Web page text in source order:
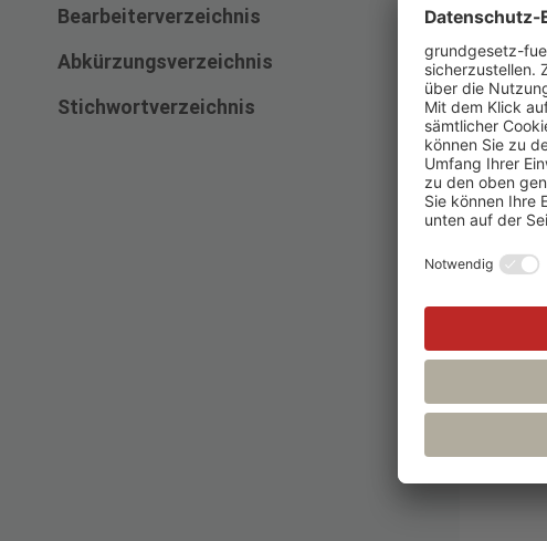
Bearbeiterverzeichnis
Abkürzungsverzeichnis
Stichwortverzeichnis